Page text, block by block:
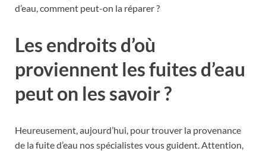
d’eau, comment peut-on la réparer ?
Les endroits d’où
proviennent les fuites d’eau
peut on les savoir ?
Heureusement, aujourd’hui, pour trouver la provenance
de la fuite d’eau nos spécialistes vous guident. Attention,